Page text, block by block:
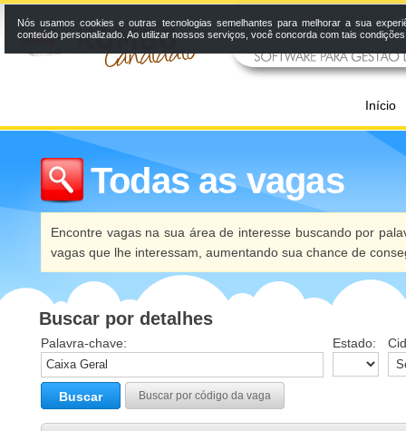
Início
Todas as vagas
Encontre vagas na sua área de interesse buscando por
vagas que lhe interessam, aumentando sua chance de
Buscar por detalhes
Palavra-chave: Estado:
Buscar Buscar por código da vaga
Nós usamos cookies e outras tecnologias semelhantes para melhorar a sua
conteúdo personalizado. Ao utilizar nossos serviços, você concorda com tais